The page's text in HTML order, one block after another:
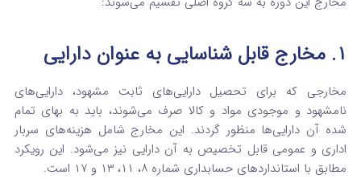
۱. مخارج قابل شناسایی به عنوان دارایی
مخارجی که برای تحصیل دارایی‌های ثابت مشهود، دارایی‌های
نامشهود و موجودی مواد و کالا صرف می‌شوند، باید به بهای تمام
شده آن دارایی‌ها منظور گردند. این مخارج شامل هزینه‌های سربار
اداری و عمومی قابل تخصیص به آن دارایی نیز می‌شود. این رویکرد
مطابق با استانداردهای حسابداری شماره ۸، ۱۱، ۱۳ و ۱۷ است.